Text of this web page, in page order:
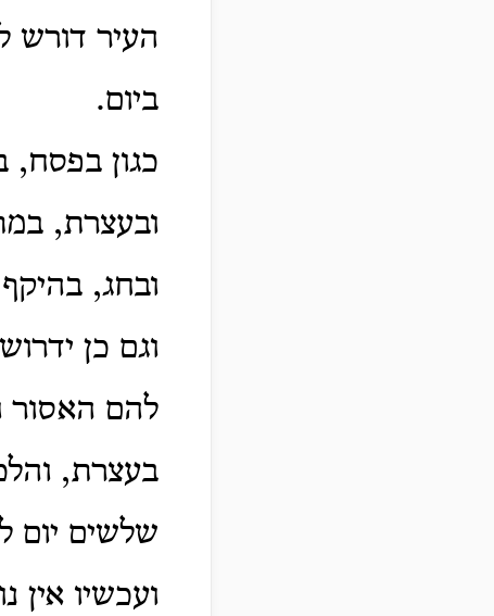
העיר דורש
ביום.
כגון בפסח,
ובעצרת,
ובחג, בהיקף
וגם כן
להם האסור
בעצרת,
שלשים יום
ועכשיו אין